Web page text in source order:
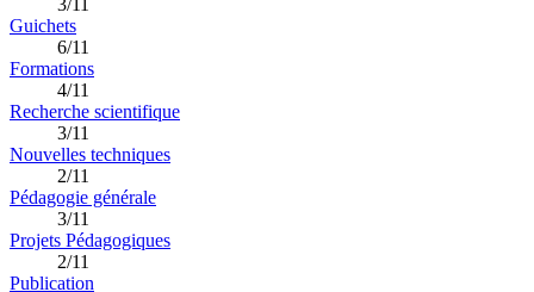
3/11
Guichets
6/11
Formations
4/11
Recherche scientifique
3/11
Nouvelles techniques
2/11
Pédagogie générale
3/11
Projets Pédagogiques
2/11
Publication